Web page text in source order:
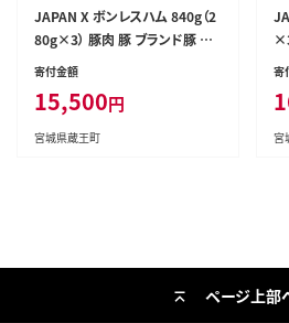
JAPAN X ボンレスハム 840g（2
80g×3） 豚肉 豚 ブランド豚 小
分け ハム ボンレスハム ジャパン
5】
寄付金額
15,500円
宮城県蔵王町
寄
宮
ページ上部